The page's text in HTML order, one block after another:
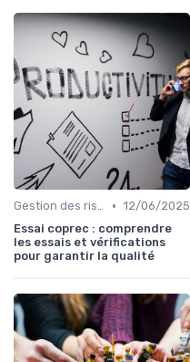
Gestion des risques • 12/06/2025
Essai coprec : comprendre
les essais et vérifications
pour garantir la qualité